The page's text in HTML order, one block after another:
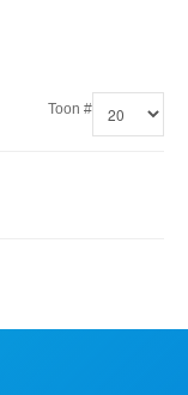
Toon #